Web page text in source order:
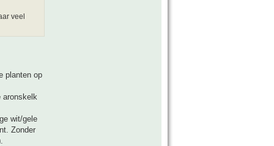
veel
planten op
aronskelk
wit/gele
Zonder